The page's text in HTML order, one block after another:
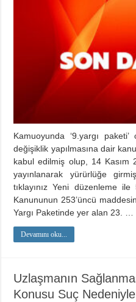
Kamuoyunda ‘9.yargı
değişiklik yapılmasına dair
kabul edilmiş olup, 14 Kasım
yayınlanarak yürürlüğe
tıklayınız Yeni düzenleme
Kanununun 253’üncü
Yargı Paketinde yer alan 23. …
Devamını oku...
Uzlaşmanın
Konusu Suç